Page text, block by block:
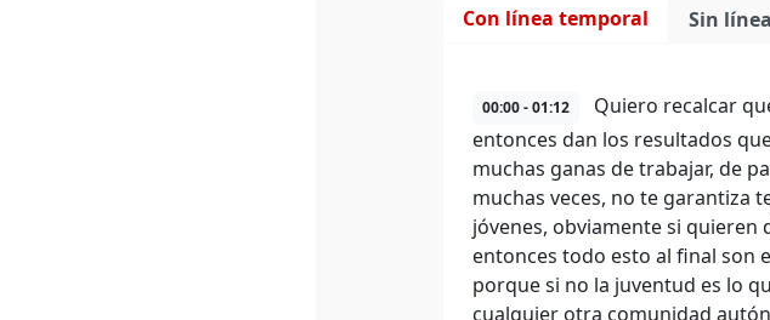
Con línea temporal Sin
00:00 - 01:12
Quiero recalcar
entonces dan los resultados
muchas ganas de trabajar, de
muchas veces, no te garantiza
jóvenes, obviamente si quieren
entonces todo esto al final son
porque si no la juventud es lo
cualquier otra comunidad